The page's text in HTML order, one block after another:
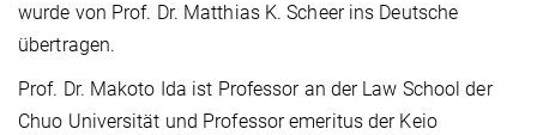
wurde von Prof. Dr. Matthias K. Scheer ins Deutsche
übertragen.
Prof. Dr. Makoto Ida ist Professor an der Law School der
Chuo Universität und Professor emeritus der Keio